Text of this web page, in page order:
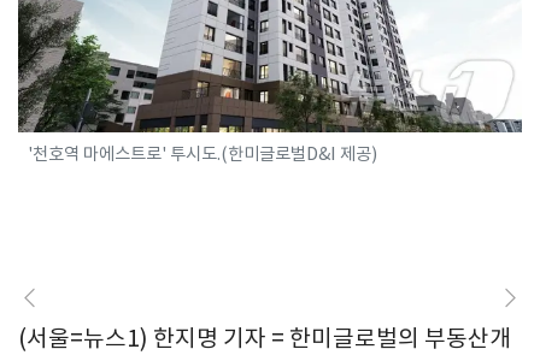
'천호역 마에스트로' 투시도.(한미글로벌D&I 제공)
(서울=뉴스1) 한지명 기자 = 한미글로벌의 부동산개